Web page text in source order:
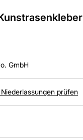
GmbH
prüfen